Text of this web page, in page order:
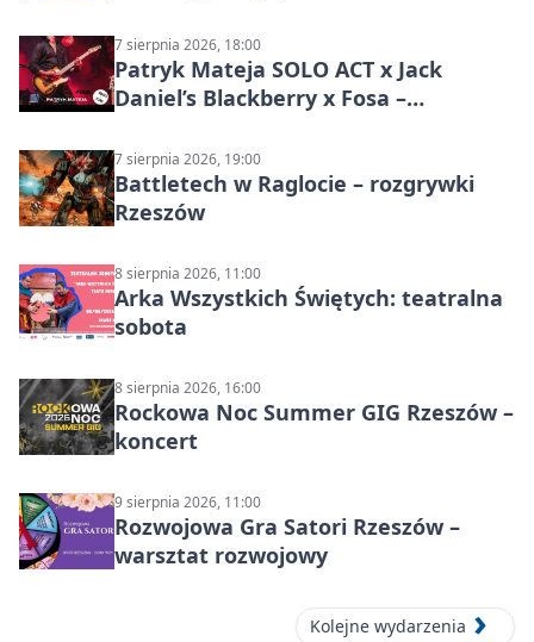
7 sierpnia 2026, 18:00
Patryk Mateja SOLO ACT x Jack
Daniel’s Blackberry x Fosa –
7 sierpnia 2026, 19:00
Battletech w Raglocie – rozgrywki
Rzeszów
8 sierpnia 2026, 11:00
Arka Wszystkich Świętych: teatralna
sobota
8 sierpnia 2026, 16:00
Rockowa Noc Summer GIG Rzeszów –
koncert
9 sierpnia 2026, 11:00
Rozwojowa Gra Satori Rzeszów –
warsztat rozwojowy
Kolejne wydarzenia